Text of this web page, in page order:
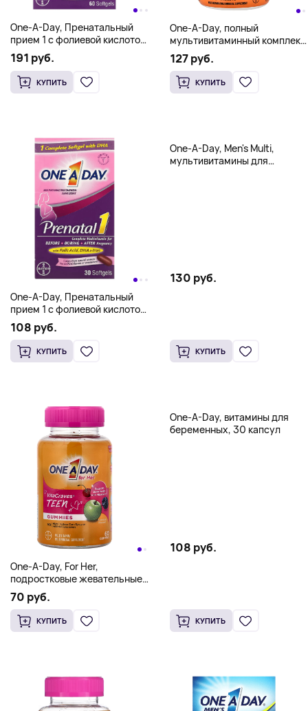
One-A-Day, Пренатальный
прием 1 с фолиевой кислотой,
ДГК и железом, 60 мягких
таблеток
191 руб.
КУПИТЬ
One-A-Day, полный
мультивитаминный комплекс
для женщин, 200 таблеток
127 руб.
КУПИТЬ
One-A-Day, Пренатальный
прием 1 с фолиевой кислотой,
ДГК и железом,
мультивитаминная /
мультиминеральная
добавка, 30 мягких таблеток
108 руб.
КУПИТЬ
One-A-Day, Men's Multi,
мультивитамины для
130 руб.
КУПИТЬ
One-A-Day, For Her,
подростковые жевательные
таблетки VitaCraves®, 60
жевательных конфет
70 руб.
КУПИТЬ
One-A-Day, витамины для
беременных, 30 капсул
108 руб.
КУПИТЬ